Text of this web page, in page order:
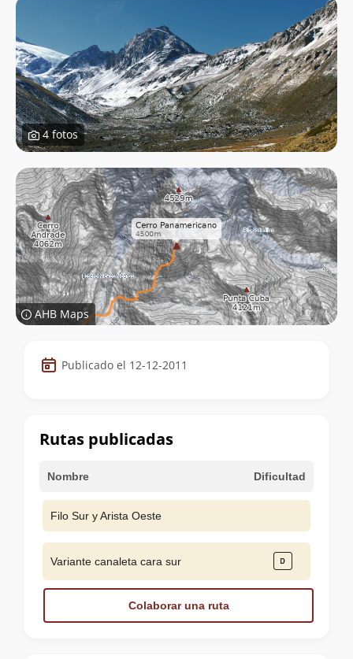
4 fotos
AHB Maps
Datos
de
cumbre
Publicado el 12-12-2011
Rutas publicadas
Nombre Dificultad
Filo Sur y Arista Oeste
Variante canaleta cara sur
Colaborar una ruta